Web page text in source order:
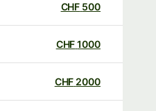
500
CHF
1000
CHF
2000
CHF